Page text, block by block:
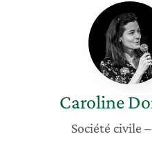
Caroline
Société civile